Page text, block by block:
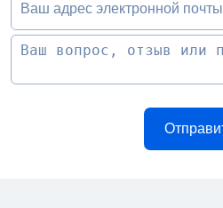
Ваш адрес электронной почты